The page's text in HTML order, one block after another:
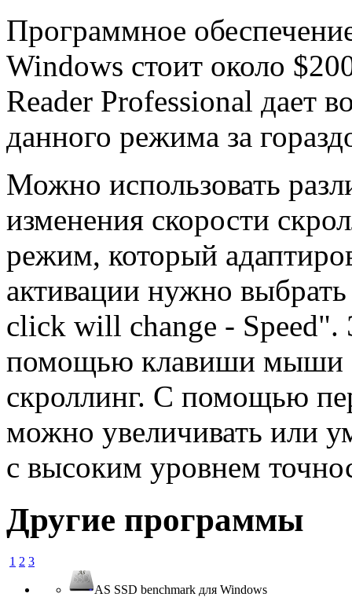
Программное
Windows стоит около
Reader Professional дает
данного режима за
Можно использовать
изменения скорости
режим, который
активации нужно
click will change - Speed".
помощью клавиши мыши
скроллинг. С помощью
можно увеличивать или
с высоким уровнем
Другие программы
1 2 3
AS SSD benchmark для Windows